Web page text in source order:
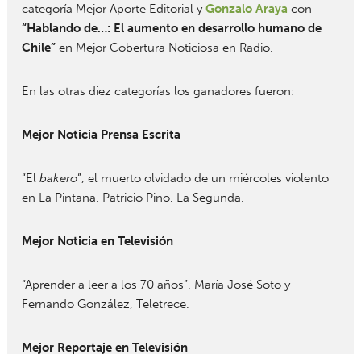
categoría Mejor Aporte Editorial yGonzalo Araya con
“Hablando de…: El aumento en desarrollo humano de
Chile”en Mejor Cobertura Noticiosa en Radio.
En las otras diez categorías los ganadores fueron:
Mejor Noticia Prensa Escrita
“El bakero”, el muerto olvidado de un miércoles violento
en La Pintana. Patricio Pino, La Segunda.
Mejor Noticia en Televisión
“Aprender a leer a los 70 años”. María José Soto y
Fernando González, Teletrece.
Mejor Reportaje en Televisión